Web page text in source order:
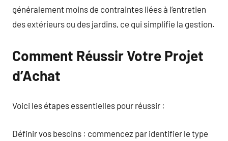
généralement moins de contraintes liées à l’entretien
des extérieurs ou des jardins, ce qui simplifie la gestion.
Comment Réussir Votre Projet
d’Achat
Voici les étapes essentielles pour réussir :
Définir vos besoins : commencez par identifier le type